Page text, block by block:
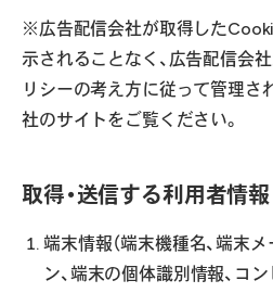
※広告配信会社が取得した
示されることなく、広告配信会
リシーの考え方に従って管理さ
社のサイトをご覧ください。
取得・送信する利用者情報
端末情報（端末機種名、端末
ン、端末の個体識別情報、コ